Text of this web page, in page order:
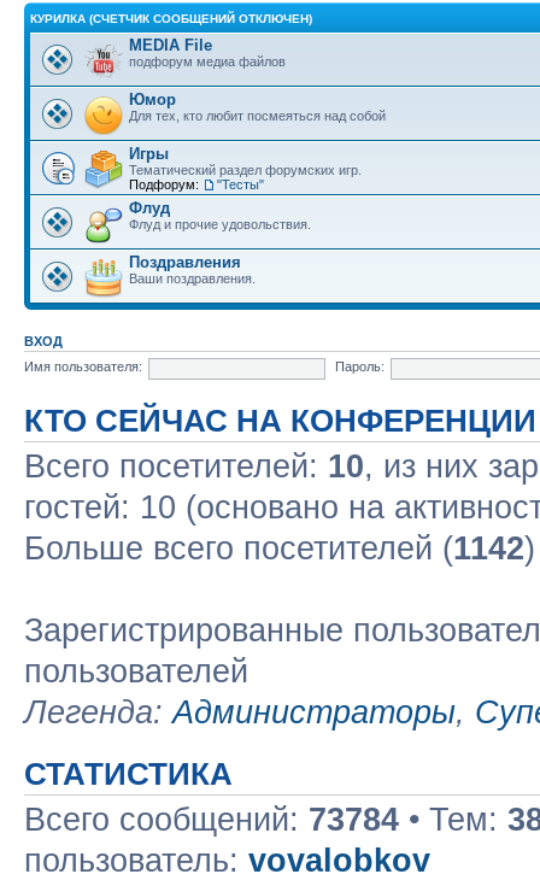
КУРИЛКА (СЧЕТЧИК СООБЩЕНИЙ ОТКЛЮЧЕН)
MEDIA File
подфорум медиа файлов
Юмор
Для тех, кто любит посмеяться над собой
Игры
Тематический раздел форумских игр.
Подфорум:
"Тесты"
Флуд
Флуд и прочие удовольствия.
Поздравления
Ваши поздравления.
ВХОД
Имя пользователя:
Пароль:
КТО СЕЙЧАС НА КОНФЕРЕНЦИИ
Всего посетителей: 10, из них
гостей: 10 (основано на
Больше всего посетителей (1142
Зарегистрированные
пользователей
Легенда:Администраторы,
СТАТИСТИКА
Всего сообщений: 73784 • Тем:
пользователь: vovalobkov